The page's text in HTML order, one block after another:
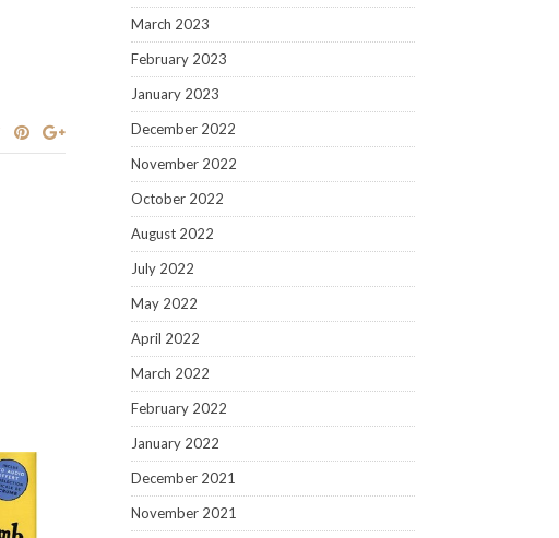
March 2023
February 2023
January 2023
December 2022
November 2022
October 2022
August 2022
July 2022
May 2022
April 2022
March 2022
February 2022
January 2022
December 2021
November 2021